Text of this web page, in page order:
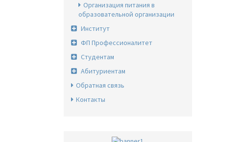
Организация питания в
образовательной организации
Институт
ФП Профессионалитет
Студентам
Абитуриентам
Обратная связь
Контакты